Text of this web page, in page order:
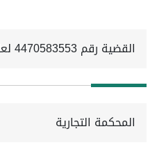
القضية رقم 4470583553 لعام 1444ه
المحكمة التجارية